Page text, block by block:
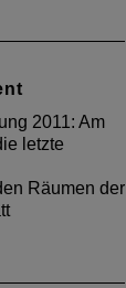
2011: Am
letzte
Räumen der